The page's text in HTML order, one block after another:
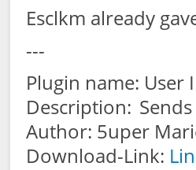
Esclkm already
---
Plugin name: User
Description:
Author: 5uper
Download-Link: